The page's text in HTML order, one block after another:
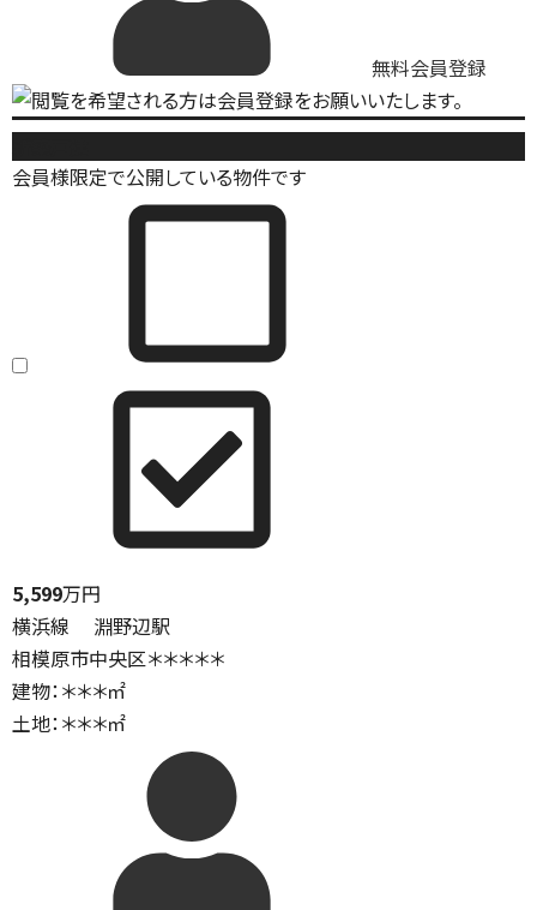
無料会員登録
会員様限定で公開している物件です
5,599万円
横浜線 淵野辺駅
相模原市中央区＊＊＊＊＊
建物：＊＊＊㎡
土地：＊＊＊㎡